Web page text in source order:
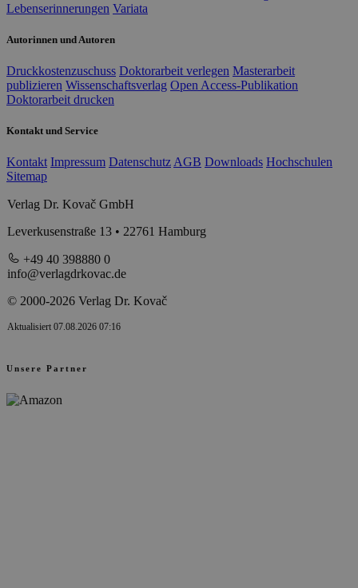
Lebenserinnerungen Variata
Autorinnen und Autoren
Druckkostenzuschuss Doktorarbeit verlegen Masterarbeit
publizieren Wissenschaftsverlag Open Access-Publikation
Doktorarbeit drucken
Kontakt und Service
Kontakt Impressum Datenschutz AGB Downloads Hochschulen
Sitemap
Verlag Dr. Kovač GmbH
Leverkusenstraße 13 • 22761 Hamburg
+49 40 398880 0
info@verlagdrkovac.de
© 2000-2026 Verlag Dr. Kovač
Aktualisiert 07.08.2026 07:16
Unsere Partner